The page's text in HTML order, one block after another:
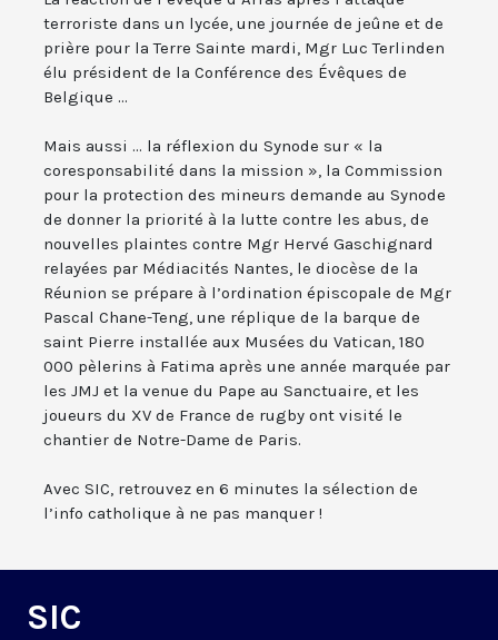
terroriste dans un lycée, une journée de jeûne et de
prière pour la Terre Sainte mardi, Mgr Luc Terlinden
élu président de la Conférence des Évêques de
Belgique ...
Mais aussi ... la réflexion du Synode sur « la
coresponsabilité dans la mission », la Commission
pour la protection des mineurs demande au Synode
de donner la priorité à la lutte contre les abus, de
nouvelles plaintes contre Mgr Hervé Gaschignard
relayées par Médiacités Nantes, le diocèse de la
Réunion se prépare à l’ordination épiscopale de Mgr
Pascal Chane-Teng, une réplique de la barque de
saint Pierre installée aux Musées du Vatican, 180
000 pèlerins à Fatima après une année marquée par
les JMJ et la venue du Pape au Sanctuaire, et les
joueurs du XV de France de rugby ont visité le
chantier de Notre-Dame de Paris.
Avec SIC, retrouvez en 6 minutes la sélection de
l’info catholique à ne pas manquer !
SIC